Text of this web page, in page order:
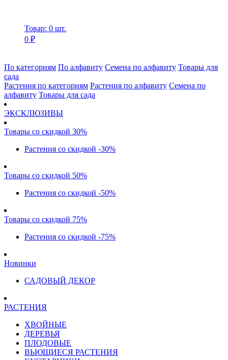
Товар: 0 шт.
0 ₽
По категориям По алфавиту Семена по алфавиту Товары для
сада
Растения по категориям Растения по алфавиту Семена по
алфавиту Товары для сада
ЭКСКЛЮЗИВЫ
Товары со скидкой 30%
Растения со скидкой -30%
Товары со скидкой 50%
Растения со скидкой -50%
Товары со скидкой 75%
Растения со скидкой -75%
Новинки
САДОВЫЙ ДЕКОР
РАСТЕНИЯ
ХВОЙНЫЕ
ДЕРЕВЬЯ
ПЛОДОВЫЕ
ВЬЮЩИЕСЯ РАСТЕНИЯ